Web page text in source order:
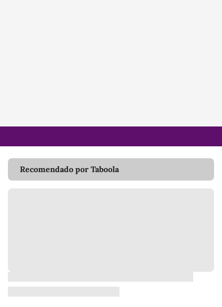
Recomendado por Taboola